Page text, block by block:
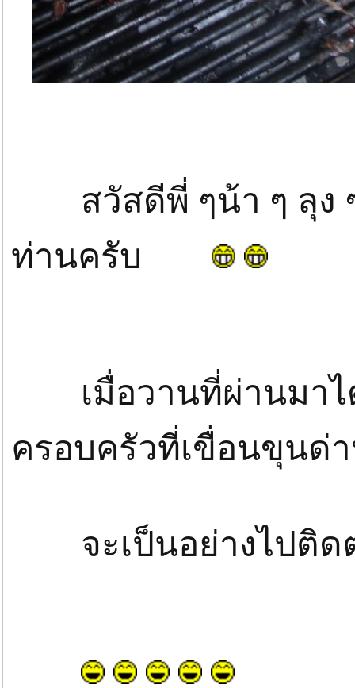
สวัสดีพี่ ๆน้า ๆ ลุง ๆ
ท่านครับ
เมื่อวานที่ผ่านมาไ
ครอบครัวที่เขื่อนขุนด่
จะเป็นอย่างไปติด